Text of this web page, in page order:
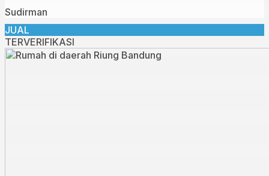
Sudirman
JUAL
TERVERIFIKASI